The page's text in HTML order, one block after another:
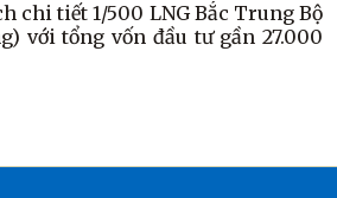
chi tiết 1/500 LNG Bắc Trung Bộ
gần 27.000